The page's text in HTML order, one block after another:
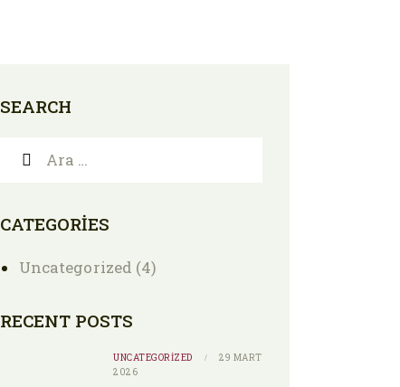
SEARCH
CATEGORIES
Uncategorized (4)
RECENT POSTS
UNCATEGORIZED
29 MART
2026